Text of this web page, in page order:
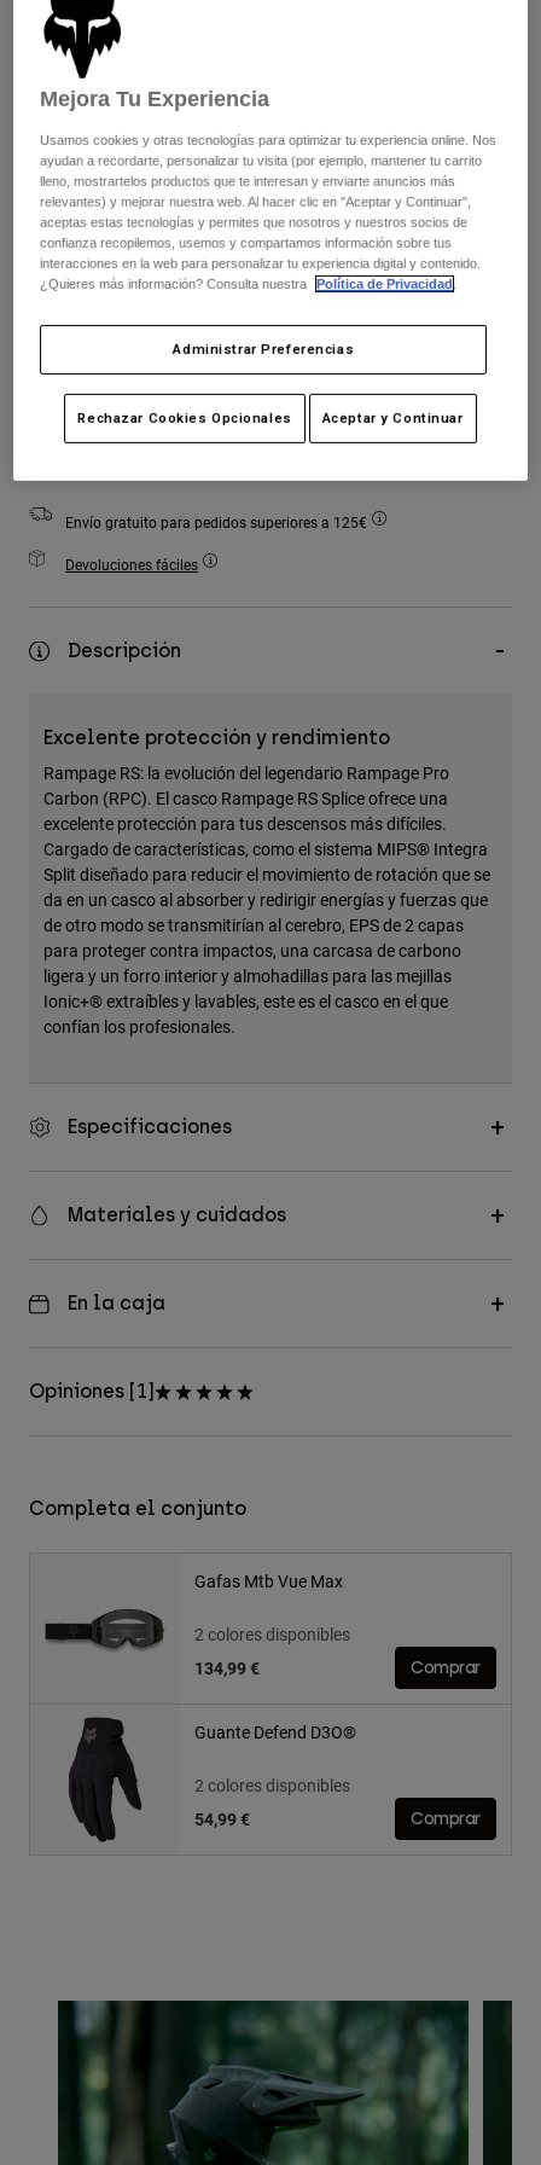
Explorar MTB
Product Help
Guía de Equipamiento de MTB
Guía de cuidado de cascos
Explorar Moto
Product Help
Guía de Equipamiento de Moto
Guía de cuidado de cascos
Guía de cuidado de las botas
Camisetas
Sudaderas
Ver todo
Accesorios
Gorras y Gorros
Bolsas y Mochilas
Calcetines
Otros Accesorios
Ver todo
Chaquetas
Calcetines
Ver todo
Ropa Casual
Tops
Sudaderas
Bañadores
Accesorios
Bolsas y Mochilas
Ver todo
Color -Blanco tiza
seleccionado
Cuadro de tallas
XS S M L XL 2XL
Añadir al carrito
Envío gratuito para pedidos superiores a 125€
Devoluciones fáciles
Descripción
Excelente protección y rendimiento
Rampage RS: la evolución del legendario Rampage Pro
Carbon (RPC). El casco Rampage RS Splice ofrece una
excelente protección para tus descensos más difíciles.
Cargado de características, como el sistema MIPS® Integra
Split diseñado para reducir el movimiento de rotación que se
da en un casco al absorber y redirigir energías y fuerzas que
de otro modo se transmitirían al cerebro, EPS de 2 capas
para proteger contra impactos, una carcasa de carbono
ligera y un forro interior y almohadillas para las mejillas
Ionic+® extraíbles y lavables, este es el casco en el que
confían los profesionales.
Especificaciones
Materiales y cuidados
En la caja
Opiniones [1]
Completa el conjunto
Gafas Mtb Vue Max
2 colores disponibles
134,99 €
Comprar
Guante Defend D3O®
2 colores disponibles
54,99 €
Comprar
Mejora Tu Experiencia
Usamos cookies y otras tecnologías para optimizar tu experiencia online. Nos
ayudan a recordarte, personalizar tu visita (por ejemplo, mantener tu carrito
lleno, mostrartelos productos que te interesan y enviarte anuncios más
relevantes) y mejorar nuestra web. Al hacer clic en "Aceptar y Continuar",
aceptas estas tecnologías y permites que nosotros y nuestros socios de
confianza recopilemos, usemos y compartamos información sobre tus
interacciones en la web para personalizar tu experiencia digital y contenido.
¿Quieres más información? Consulta nuestra
Política de Privacidad
Administrar Preferencias
Rechazar Cookies Opcionales Aceptar y Continuar